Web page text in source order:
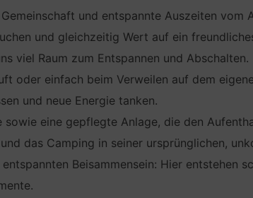
und entspannte Auszeiten vom
und gleichzeitig Wert auf ein
viel Raum zum Entspannen und Abschalten.
oder einfach beim Verweilen auf dem
und neue Energie tanken.
eine gepflegte Anlage, die den
das Camping in seiner ursprünglichen,
Beisammensein: Hier entstehen